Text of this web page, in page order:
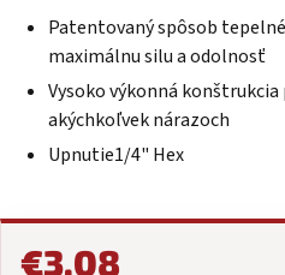
produktu
z
hviezdičiek.
Patentovaný spôsob
maximálnu silu a odolnosť
Vysoko výkonná
akýchkoľvek nárazoch
Upnutie1/4" Hex
€3,08